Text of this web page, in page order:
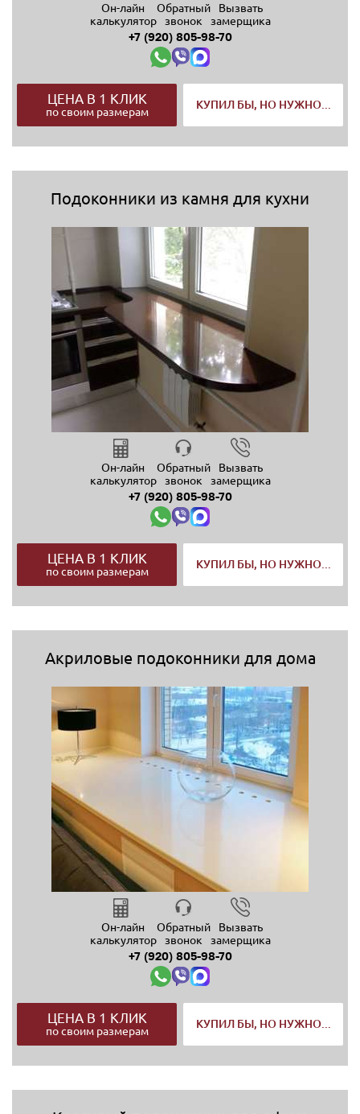
Он-лайн
калькулятор
Обратный
звонок
Вызвать
замерщика
+7 (920) 805-98-70
ЦЕНА В 1 КЛИК
по своим размерам
КУПИЛ БЫ, НО НУЖНО...
Подоконники из камня для кухни
Он-лайн
калькулятор
Обратный
звонок
Вызвать
замерщика
+7 (920) 805-98-70
ЦЕНА В 1 КЛИК
по своим размерам
КУПИЛ БЫ, НО НУЖНО...
Акриловые подоконники для дома
Он-лайн
калькулятор
Обратный
звонок
Вызвать
замерщика
+7 (920) 805-98-70
ЦЕНА В 1 КЛИК
по своим размерам
КУПИЛ БЫ, НО НУЖНО...